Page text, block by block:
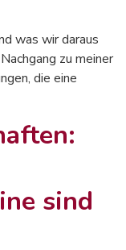
was wir daraus
zu meiner
die eine
sind